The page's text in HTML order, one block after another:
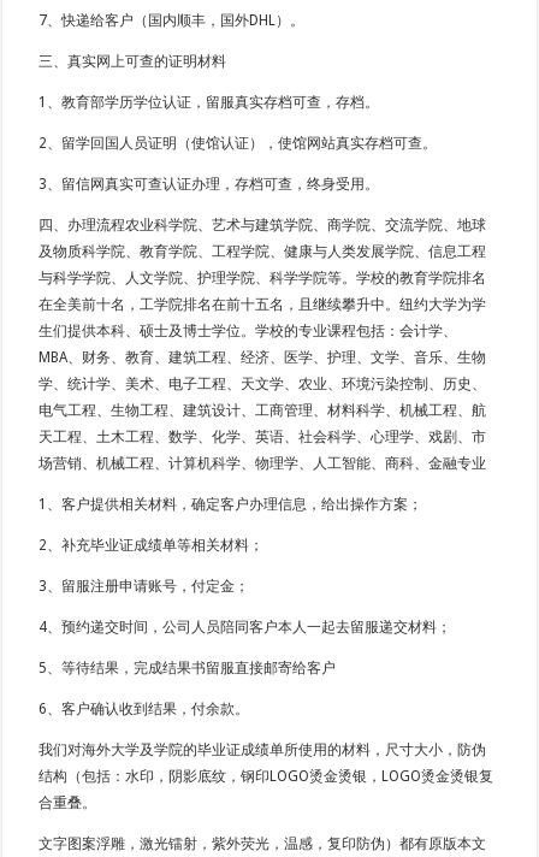
7、快递给客户（国内顺丰，国外DHL）。
三、真实网上可查的证明材料
1、教育部学历学位认证，留服真实存档可查，存档。
2、留学回国人员证明（使馆认证），使馆网站真实存档可查。
3、留信网真实可查认证办理，存档可查，终身受用。
四、办理流程农业科学院、艺术与建筑学院、商学院、交流学院、地球
及物质科学院、教育学院、工程学院、健康与人类发展学院、信息工程
与科学学院、人文学院、护理学院、科学学院等。学校的教育学院排名
在全美前十名，工学院排名在前十五名，且继续攀升中。纽约大学为学
生们提供本科、硕士及博士学位。学校的专业课程包括：会计学、
MBA、财务、教育、建筑工程、经济、医学、护理、文学、音乐、生物
学、统计学、美术、电子工程、天文学、农业、环境污染控制、历史、
电气工程、生物工程、建筑设计、工商管理、材料科学、机械工程、航
天工程、土木工程、数学、化学、英语、社会科学、心理学、戏剧、市
场营销、机械工程、计算机科学、物理学、人工智能、商科、金融专业
1、客户提供相关材料，确定客户办理信息，给出操作方案；
2、补充毕业证成绩单等相关材料；
3、留服注册申请账号，付定金；
4、预约递交时间，公司人员陪同客户本人一起去留服递交材料；
5、等待结果，完成结果书留服直接邮寄给客户
6、客户确认收到结果，付余款。
我们对海外大学及学院的毕业证成绩单所使用的材料，尺寸大小，防伪
结构（包括：水印，阴影底纹，钢印LOGO烫金烫银，LOGO烫金烫银复
合重叠。
文字图案浮雕，激光镭射，紫外荧光，温感，复印防伪）都有原版本文